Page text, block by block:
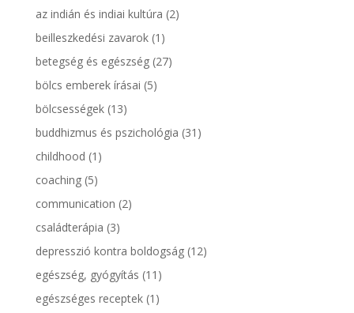
az indián és indiai kultúra (2)
beilleszkedési zavarok(1)
betegség és egészség(27)
bölcs emberek írásai (5)
bölcsességek(13)
buddhizmus és pszichológia (31)
childhood (1)
coaching(5)
communication (2)
családterápia (3)
depresszió kontra boldogság(12)
egészség, gyógyítás (11)
egészséges receptek(1)